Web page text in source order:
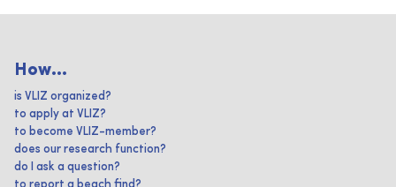
How...
is VLIZ organized?
to apply at VLIZ?
to become VLIZ-member?
does our research function?
do I ask a question?